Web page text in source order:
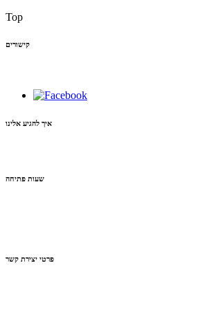
Top
קישורים
איך להגיע אלינו
שעות פתיחה
פרטי יצירת קשר